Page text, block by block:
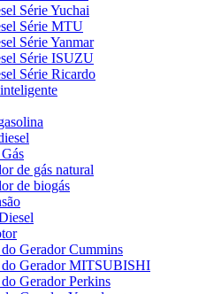
Série Yuchai
Série MTU
Série Yanmar
Série ISUZU
Série Ricardo
de gás natural
de biogás
do Gerador Cummins
do Gerador MITSUBISHI
do Gerador Perkins